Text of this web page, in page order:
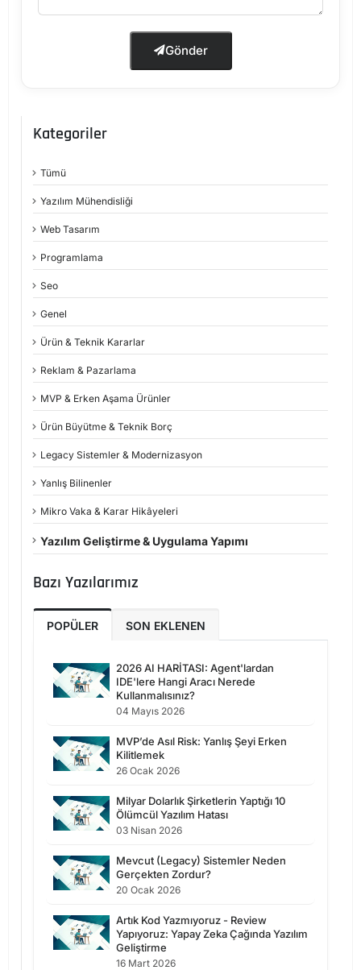
Gönder
Kategoriler
Tümü
Yazılım Mühendisliği
Web Tasarım
Programlama
Seo
Genel
Ürün & Teknik Kararlar
Reklam & Pazarlama
MVP & Erken Aşama Ürünler
Ürün Büyütme & Teknik Borç
Legacy Sistemler & Modernizasyon
Yanlış Bilinenler
Mikro Vaka & Karar Hikâyeleri
Yazılım Geliştirme & Uygulama Yapımı
Bazı Yazılarımız
POPÜLER SON EKLENEN
2026 AI HARİTASI: Agent'lardan
IDE'lere Hangi Aracı Nerede
Kullanmalısınız?
04 Mayıs 2026
MVP’de Asıl Risk: Yanlış Şeyi Erken
Kilitlemek
26 Ocak 2026
Milyar Dolarlık Şirketlerin Yaptığı 10
Ölümcül Yazılım Hatası
03 Nisan 2026
Mevcut (Legacy) Sistemler Neden
Gerçekten Zordur?
20 Ocak 2026
Artık Kod Yazmıyoruz - Review
Yapıyoruz: Yapay Zeka Çağında Yazılım
Geliştirme
16 Mart 2026